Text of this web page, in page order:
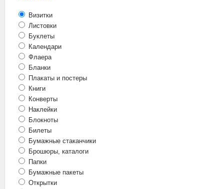
Визитки
Листовки
Буклеты
Календари
Флаера
Бланки
Плакаты и постеры
Книги
Конверты
Наклейки
Блокноты
Билеты
Бумажные стаканчики
Брошюры, каталоги
Папки
Бумажные пакеты
Открытки